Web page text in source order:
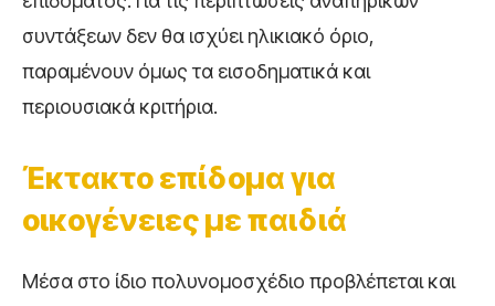
συντάξεων δεν θα ισχύει ηλικιακό όριο,
παραμένουν όμως τα εισοδηματικά και
περιουσιακά κριτήρια.
Έκτακτο επίδομα για
οικογένειες με παιδιά
Μέσα στο ίδιο πολυνομοσχέδιο προβλέπεται και